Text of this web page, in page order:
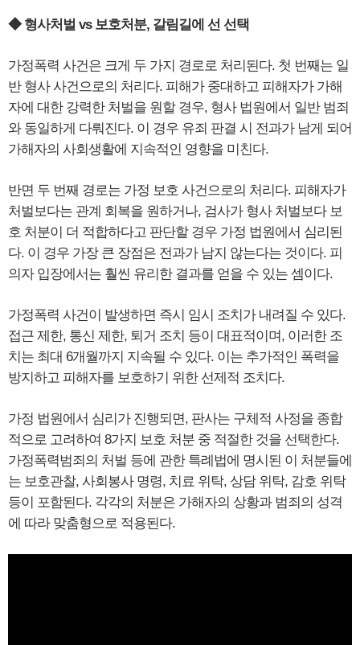
◆ 형사처벌 vs 보호처분, 갈림길에 선 선택
가정폭력 사건은 크게 두 가지 경로로 처리된다. 첫 번째는 일
반 형사 사건으로의 처리다. 피해가 중대하고 피해자가 가해
자에 대한 강력한 처벌을 원할 경우, 형사 법원에서 일반 범죄
와 동일하게 다뤄진다. 이 경우 유죄 판결 시 전과가 남게 되어
가해자의 사회생활에 지속적인 영향을 미친다.
반면 두 번째 경로는 가정 보호 사건으로의 처리다. 피해자가
처벌보다는 관계 회복을 원하거나, 검사가 형사 처벌보다 보
호 처분이 더 적합하다고 판단할 경우 가정 법원에서 심리된
다. 이 경우 가장 큰 장점은 전과가 남지 않는다는 것이다. 피
의자 입장에서는 훨씬 유리한 결과를 얻을 수 있는 셈이다.
가정폭력 사건이 발생하면 즉시 임시 조치가 내려질 수 있다.
접근 제한, 통신 제한, 퇴거 조치 등이 대표적이며, 이러한 조
치는 최대 6개월까지 지속될 수 있다. 이는 추가적인 폭력을
방지하고 피해자를 보호하기 위한 선제적 조치다.
가정 법원에서 심리가 진행되면, 판사는 구체적 사정을 종합
적으로 고려하여 8가지 보호 처분 중 적절한 것을 선택한다.
가정폭력범죄의 처벌 등에 관한 특례법에 명시된 이 처분들에
는 보호관찰, 사회봉사 명령, 치료 위탁, 상담 위탁, 감호 위탁
등이 포함된다. 각각의 처분은 가해자의 상황과 범죄의 성격
에 따라 맞춤형으로 적용된다.